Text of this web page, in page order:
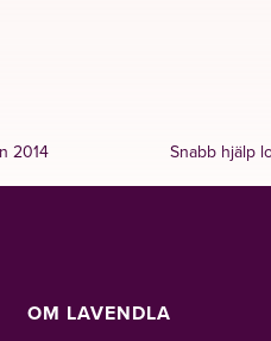
2014 Snabb hjälp
OM LAVENDLA